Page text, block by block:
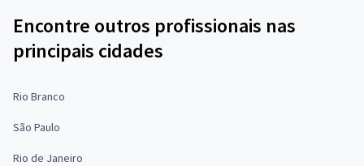
Encontre outros profissionais nas
principais cidades
Rio Branco
São Paulo
Rio de Janeiro